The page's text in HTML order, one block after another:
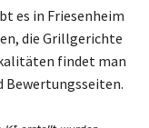
es in Friesenheim
die Grillgerichte
findet man
Bewertungsseiten.